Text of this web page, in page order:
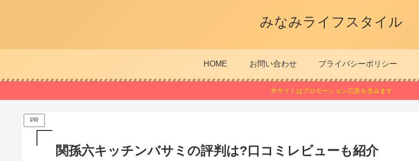
みなみライフスタイル
HOME お問い合わせ プライバシーポリシー
本サイトはプロモーション広告を含みます
PR
関孫六キッチンバサミの評判は?口コミレビューも紹介